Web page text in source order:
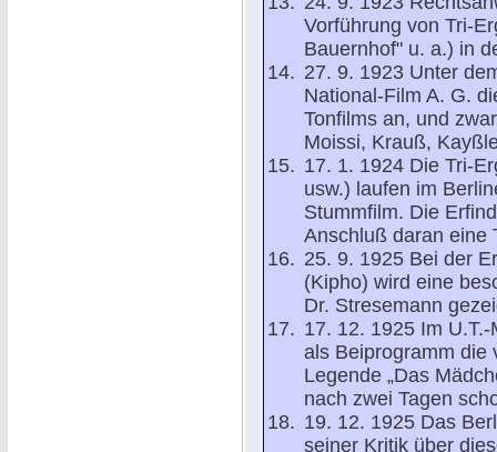
Vorführung von Tri-
Bauernhof" u. a.) in
27. 9. 1923 Unter
National-Film A. G.
Tonfilms an, und
Moissi, Krauß,
17. 1. 1924 Die Tri-
usw.) laufen im
Stummfilm. Die
Anschluß daran eine
25. 9. 1925 Bei der
(Kipho) wird eine
Dr. Stresemann
17. 12. 1925 Im
als Beiprogramm die
Legende „Das
nach zwei Tagen
19. 12. 1925 Das
seiner Kritik über